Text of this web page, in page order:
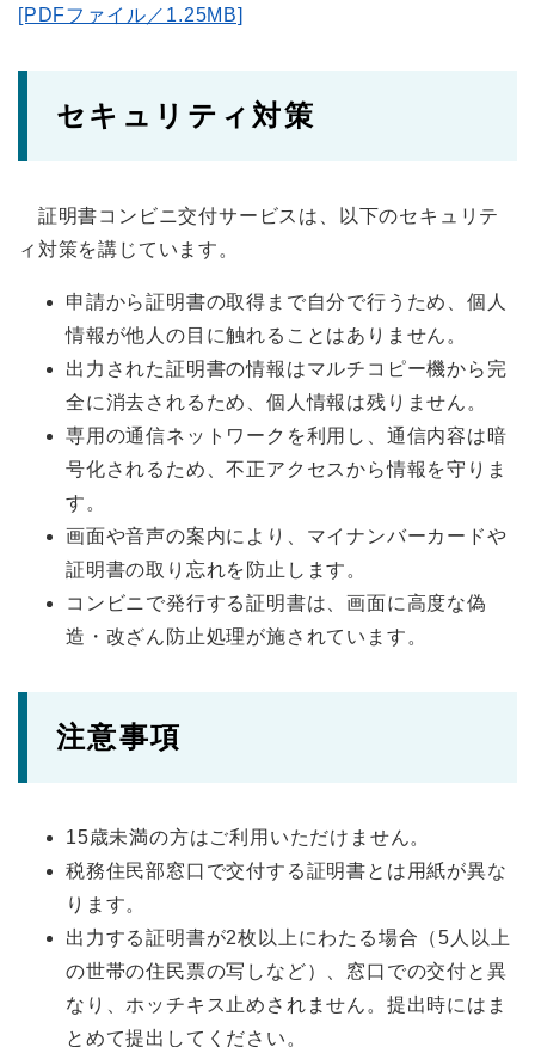
[PDFファイル／1.25MB]
セキュリティ対策
証明書コンビニ交付サービスは、以下のセキュリテ
ィ対策を講じています。
申請から証明書の取得まで自分で行うため、個人
情報が他人の目に触れることはありません。
出力された証明書の情報はマルチコピー機から完
全に消去されるため、個人情報は残りません。
専用の通信ネットワークを利用し、通信内容は暗
号化されるため、不正アクセスから情報を守りま
す。
画面や音声の案内により、マイナンバーカードや
証明書の取り忘れを防止します。
コンビニで発行する証明書は、画面に高度な偽
造・改ざん防止処理が施されています。
注意事項
15歳未満の方はご利用いただけません。
税務住民部窓口で交付する証明書とは用紙が異な
ります。
出力する証明書が2枚以上にわたる場合（5人以上
の世帯の住民票の写しなど）、窓口での交付と異
なり、ホッチキス止めされません。提出時にはま
とめて提出してください。